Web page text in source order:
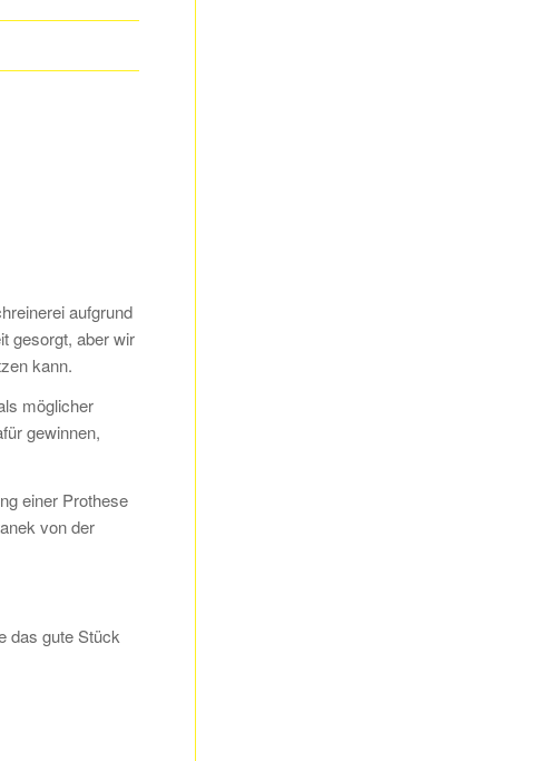
aufgrund
gesorgt, aber wir
kann.
möglicher
gewinnen,
einer Prothese
von der
das gute Stück